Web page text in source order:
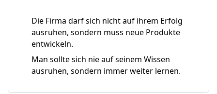
Die Firma darf sich nicht auf ihrem Erfolg
ausruhen, sondern muss neue Produkte
entwickeln.
Man sollte sich nie auf seinem Wissen
ausruhen, sondern immer weiter lernen.